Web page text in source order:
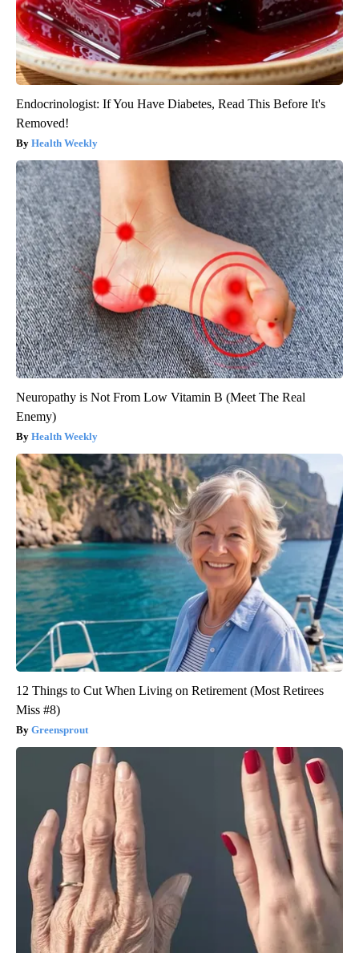
Endocrinologist: If You Have Diabetes, Read This Before It's
Removed!
Health Weekly
Neuropathy is Not From Low Vitamin B (Meet The Real
Enemy)
Health Weekly
12 Things to Cut When Living on Retirement (Most Retirees
Miss #8)
Greensprout